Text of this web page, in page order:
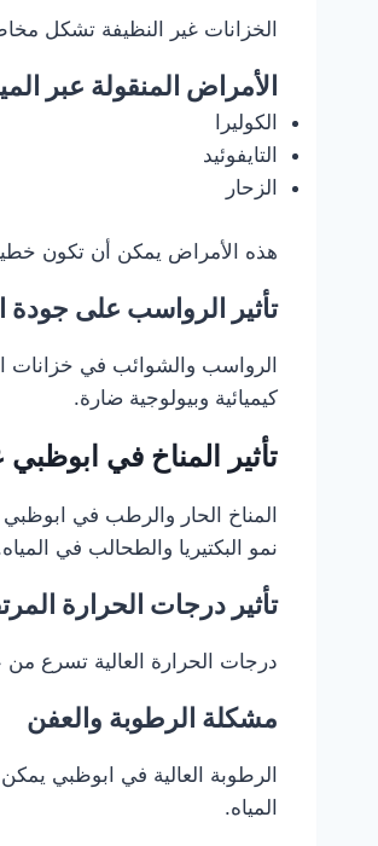
الخزانات غير النظيفة تشكل
الأمراض المنقولة عبر
الكوليرا
التايفوئيد
الزحار
هذه الأمراض يمكن أن تكون
تأثير الرواسب على جودة
الرواسب والشوائب في خزانات
كيميائية وبيولوجية ضارة.
تأثير المناخ في
المناخ الحار والرطب في
نمو البكتيريا والطحالب في
تأثير درجات الحرارة
درجات الحرارة العالية تسرع من
مشكلة الرطوبة والعفن
الرطوبة العالية في ابوظبي
المياه.